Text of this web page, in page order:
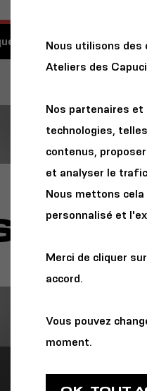
lieux
de
Nous utilisons des
Ateliers des
Nos partenaires
technologies,
contenus,
et analyser le
Nous mettons
personnalisé et
Merci de cliquer
accord.
Vous pouvez
moment.